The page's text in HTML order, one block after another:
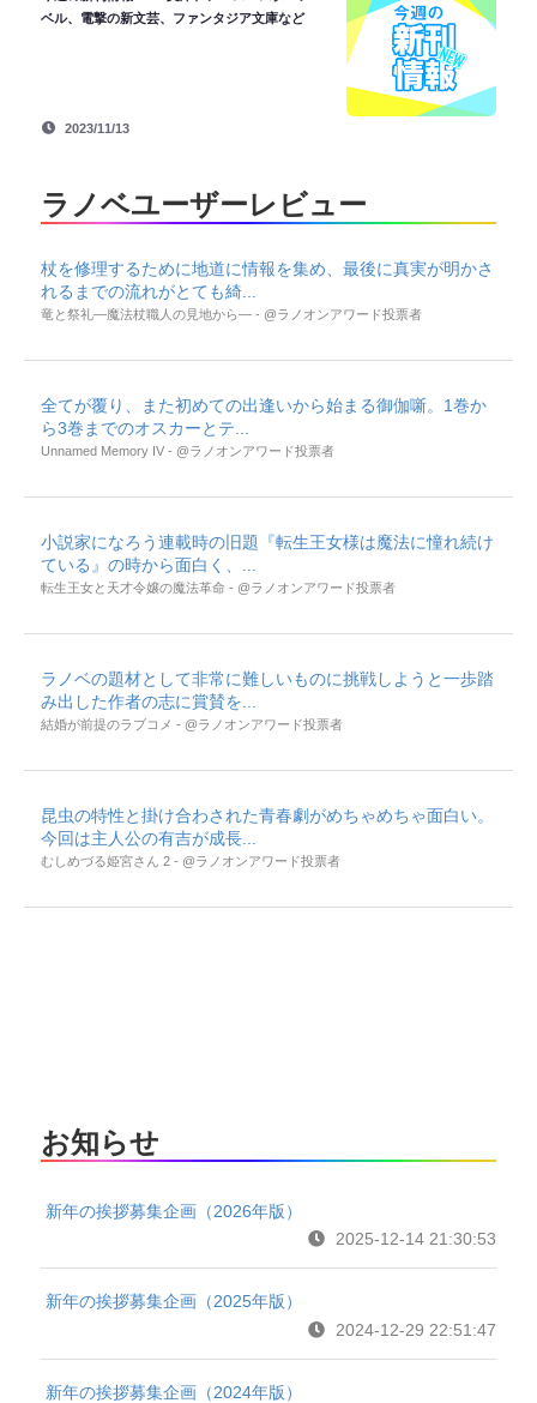
ベル、電撃の新文芸、ファンタジア文庫など
2023/11/13
ラノベユーザーレビュー
杖を修理するために地道に情報を集め、最後に真実が明かさ
れるまでの流れがとても綺...
竜と祭礼―魔法杖職人の見地から― - @ラノオンアワード投票者
全てが覆り、また初めての出逢いから始まる御伽噺。1巻か
ら3巻までのオスカーとテ...
Unnamed Memory IV - @ラノオンアワード投票者
小説家になろう連載時の旧題『転生王女様は魔法に憧れ続け
ている』の時から面白く、...
転生王女と天才令嬢の魔法革命 - @ラノオンアワード投票者
ラノベの題材として非常に難しいものに挑戦しようと一歩踏
み出した作者の志に賞賛を...
結婚が前提のラブコメ - @ラノオンアワード投票者
昆虫の特性と掛け合わされた青春劇がめちゃめちゃ面白い。
今回は主人公の有吉が成長...
むしめづる姫宮さん 2 - @ラノオンアワード投票者
お知らせ
新年の挨拶募集企画（2026年版）
2025-12-14 21:30:53
新年の挨拶募集企画（2025年版）
2024-12-29 22:51:47
新年の挨拶募集企画（2024年版）